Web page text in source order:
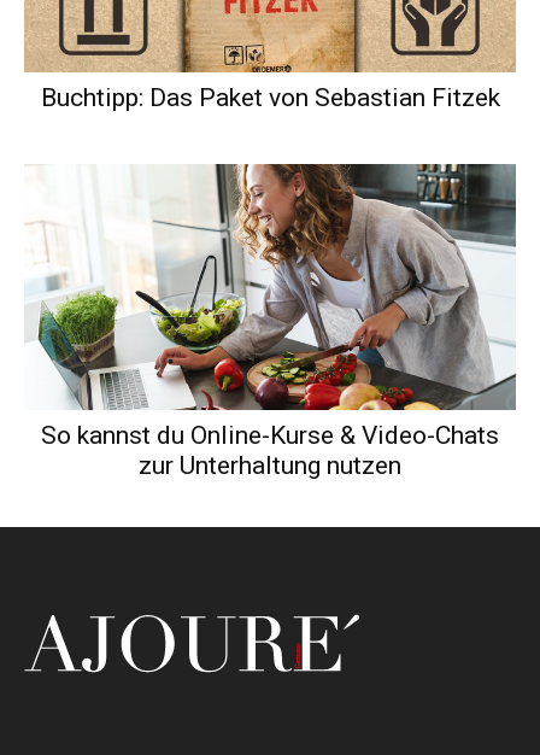
Buchtipp: Das Paket von Sebastian Fitzek
So kannst du Online-Kurse & Video-Chats
zur Unterhaltung nutzen